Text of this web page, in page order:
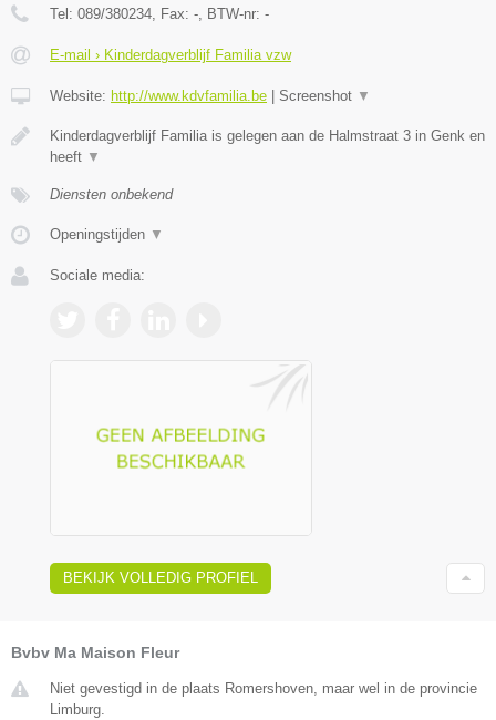
Tel: 089/380234 , Fax: - , BTW-nr: -
E-mail › Kinderdagverblijf Familia vzw
Website: http://www.kdvfamilia.be Screenshot ▼
Kinderdagverblijf Familia is gelegen aan de Halmstraat 3 in Genk en
heeft ▼
Diensten onbekend
Openingstijden ▼
Sociale media:
BEKIJK VOLLEDIG PROFIEL
Bvbv Ma Maison Fleur
Niet gevestigd in de plaats Romershoven, maar wel in de provincie
Limburg.